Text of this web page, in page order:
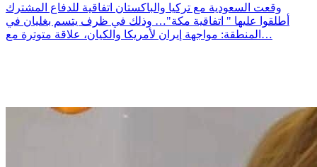
وقعت السعودية مع تركيا والباكستان اتفاقية للدفاع المشترك
أطلقوا عليها " اتفاقية مكة"… وذلك في ظرف يتسم بغليان في
المنطقة: مواجهة إيران لأمريكا والكيان، علاقة متوترة مع…